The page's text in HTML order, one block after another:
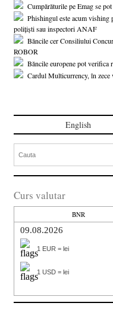
Cumpărăturile pe Emag se
Phishingul este acum vishing
polițiști sau inspectori ANAF
Băncile cer Consiliului
ROBOR
Băncile europene pot
Cardul Multicurrency, în zece
English
Curs valutar
BNR
09.08.2026
1 EUR = lei
1 USD = lei